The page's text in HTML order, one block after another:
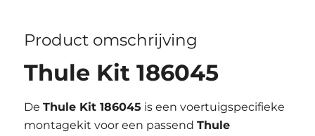
Product omschrijving
Thule Kit 186045
DeThule Kit 186045 is een voertuigspecifieke
montagekit voor een passendThule